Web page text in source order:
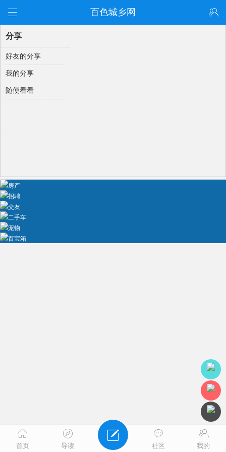
百色城乡网
分享
好友的分享
我的分享
随便看看
房产
招聘
交友
二手车
宠物
百宝箱
首页 导读 社区 我的